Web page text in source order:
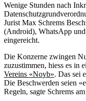
Wenige Stunden nach
Jurist Max Schrems
(Android), WhatsApp
eingereicht.
Die Konzerne zwingen
zuzustimmen, hiess es in
Vereins «Noyb». Das sei
Die Beschwerden seien
Regeln, sagte Schrems